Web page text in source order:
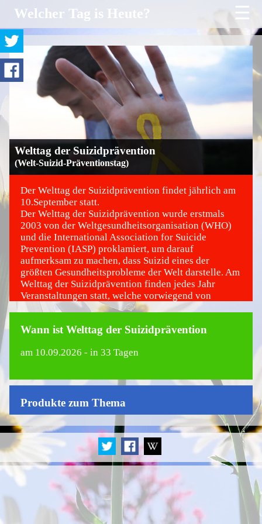
Welcher Tag is Heute? ☰
Welttag der Suizidprävention
(Welt-Suizid-Präventionstag)
©
Der Welttag der Suizidprävention findet jährlich am
10.September statt.
Der Welttag der Suizidprävention wurde erstmals
2003 von der Weltgesundheitsorganisation (WHO)
und die International Association for Suicide
Prevention (IASP) proklamiert, um darauf
aufmerksam zu machen, dass Suizid eines der
größten Gesundheitsprobleme der Welt darstelle. Am
Welttag der Suizidprävention finden jedes Jahr
Veranstaltungen statt, welche vorwiegend von
Organisationen aus dem Gesundheitsbereich bzw.
Wann ist Welttag der Suizidprävention
am 10.09.2026 - in 33 Tagen
Produkte zum Thema